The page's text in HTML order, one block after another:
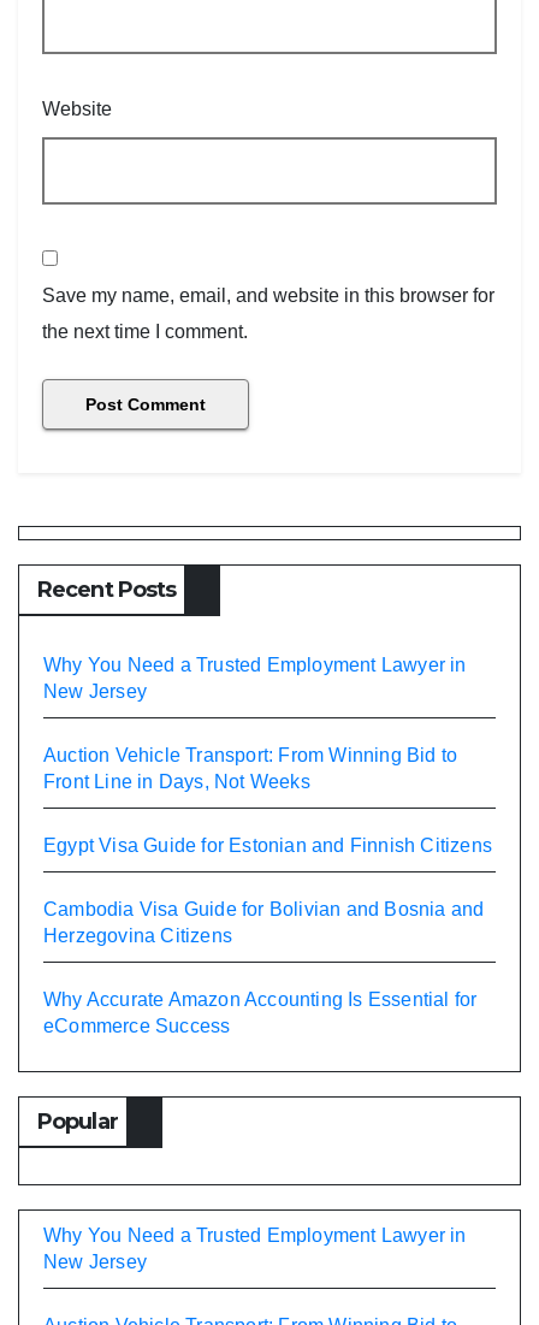
Website
Save my name, email, and website in this browser for
the next time I comment.
Recent Posts
Why You Need a Trusted Employment Lawyer in
New Jersey
Auction Vehicle Transport: From Winning Bid to
Front Line in Days, Not Weeks
Egypt Visa Guide for Estonian and Finnish Citizens
Cambodia Visa Guide for Bolivian and Bosnia and
Herzegovina Citizens
Why Accurate Amazon Accounting Is Essential for
eCommerce Success
Popular
Why You Need a Trusted Employment Lawyer in
New Jersey